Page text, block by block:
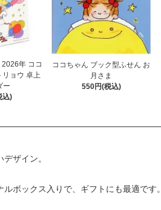
2026年 ココ
リョウ 卓上
ー
込)
ココちゃん ブック型ふせん お
月さま
550円(税込)
ザイン。
ボックス入りで、ギフトにも最適です。